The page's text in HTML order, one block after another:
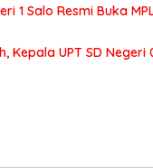
1 Salo Resmi Buka
Kepala UPT SD